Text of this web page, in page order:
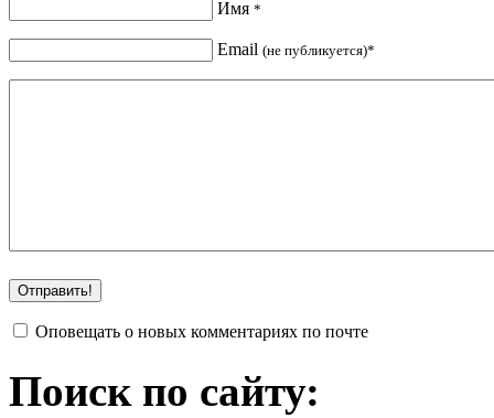
Имя *
Email (не публикуется)*
Оповещать о новых комментариях по почте
Поиск по сайту: